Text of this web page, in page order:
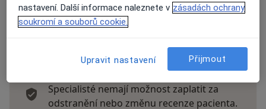
Recenze pacientů jsou pro nás důležité.
Specialisté nemají možnost zaplatit za
odstranění nebo změnu recenze pacienta.
nastavení. Další informace naleznete v zásadách ochrany
soukromí a souborů cookie.
Upravit nastavení Přijmout